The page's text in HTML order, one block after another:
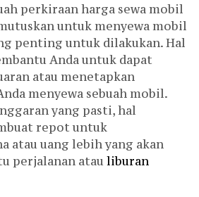
perkiraan harga sewa mobil
untuk menyewa mobil
penting untuk dilakukan. Hal
Anda untuk dapat
atau menetapkan
menyewa sebuah mobil.
yang pasti, hal
repot untuk
atau uang lebih yang akan
perjalanan atauliburan